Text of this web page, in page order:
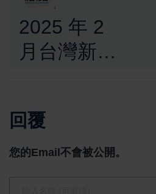
2025 年 2
月台灣新車
2.7萬輛未達
3 萬，表現
回覆
您的Email不會被公開。